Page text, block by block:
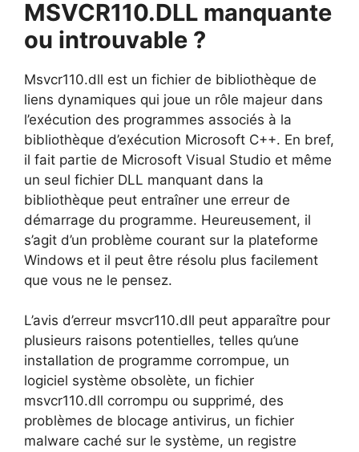
MSVCR110.DLL manquante
ou introuvable ?
Msvcr110.dll est un fichier de bibliothèque de
liens dynamiques qui joue un rôle majeur dans
l’exécution des programmes associés à la
bibliothèque d’exécution Microsoft C++. En bref,
il fait partie de Microsoft Visual Studio et même
un seul fichier DLL manquant dans la
bibliothèque peut entraîner une erreur de
démarrage du programme. Heureusement, il
s’agit d’un problème courant sur la plateforme
Windows et il peut être résolu plus facilement
que vous ne le pensez.
L’avis d’erreur msvcr110.dll peut apparaître pour
plusieurs raisons potentielles, telles qu’une
installation de programme corrompue, un
logiciel système obsolète, un fichier
msvcr110.dll corrompu ou supprimé, des
problèmes de blocage antivirus, un fichier
malware caché sur le système, un registre